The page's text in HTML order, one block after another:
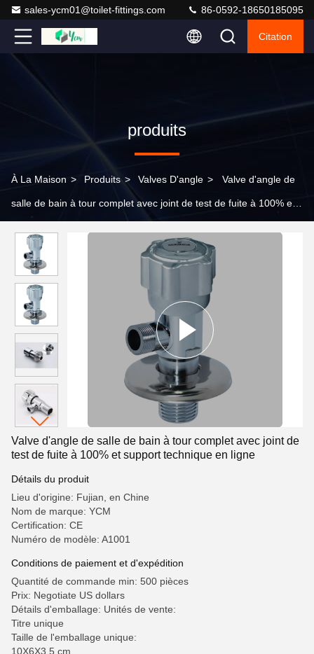
sales-ycm01@toilet-fittings.com 86-0592-18650185095
Citation
produits
À La Maison > Produits > Valves D'angle > Valve d'angle de
salle de bain à tour complet avec joint de test de fuite à 100% et
Valve d'angle de salle de bain à tour complet avec joint de
test de fuite à 100% et support technique en ligne
Détails du produit
Lieu d'origine: Fujian, en Chine
Nom de marque: YCM
Certification: CE
Numéro de modèle: A1001
Conditions de paiement et d'expédition
Quantité de commande min: 500 pièces
Prix: Negotiate US dollars
Détails d'emballage: Unités de vente:
Titre unique
Taille de l'emballage unique:
10X6X3,5 cm